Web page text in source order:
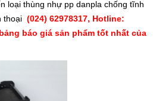
loại thùng nhự pp danpla chống tĩnh
thoại (024) 62978317, Hotline:
báo giá sản phẩm tốt nhất của